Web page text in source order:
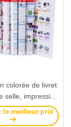
colorée de livret
selle, impression
à extrémité élevé
le meilleur prix